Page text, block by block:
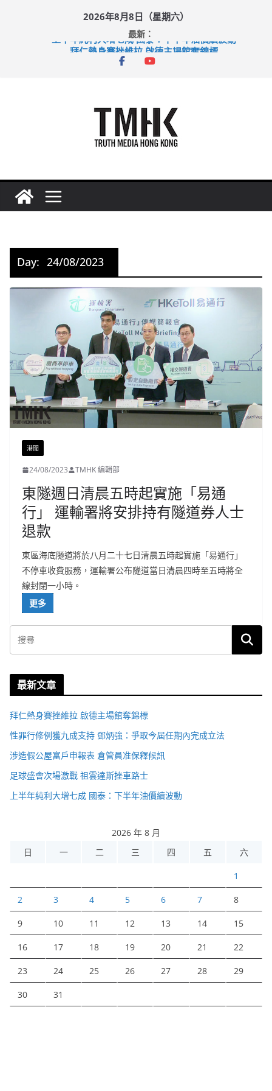
2026年8月8日（星期六）
最新：
上半年純利大增七成 國泰：下半年油價續波動
拜仁熱身賽挫維拉 啟德主場館奪錦標
性罪行修例獲九成支持 鄧炳強：爭取今屆任期內完成立法
Day: 24/08/2023
港聞
24/08/2023 TMHK 編輯部
東隧週日清晨五時起實施「易通
行」 運輸署將安排持有隧道券人士
退款
東區海底隧道將於八月二十七日清晨五時起實施「易通行」
不停車收費服務，運輸署公布隧道當日清晨四時至五時將全
線封閉一小時。
更多
最新文章
拜仁熱身賽挫維拉 啟德主場館奪錦標
性罪行修例獲九成支持 鄧炳強：爭取今屆任期內完成立法
涉造假公屋富戶申報表 倉管員准保釋候訊
足球盛會次場激戰 祖雲達斯挫車路士
上半年純利大增七成 國泰：下半年油價續波動
2026 年 8 月
日
一 二 三 四 五 六
1
2 3 4 5 6 7 8
9 10 11 12 13 14 15
16 17 18 19 20 21 22
23 24 25 26 27 28 29
30 31